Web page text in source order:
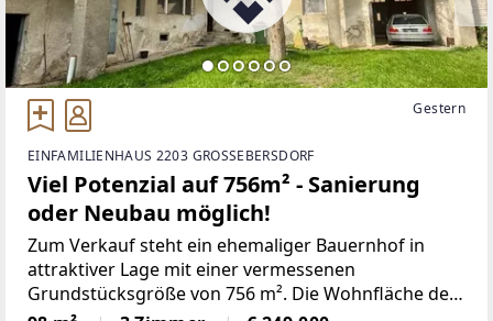
Gestern
EINFAMILIENHAUS 2203 GROSSEBERSDORF
Viel Potenzial auf 756m² - Sanierung
oder Neubau möglich!
Zum Verkauf steht ein ehemaliger Bauernhof in
attraktiver Lage mit einer vermessenen
Grundstücksgröße von 756 m². Die Wohnfläche des